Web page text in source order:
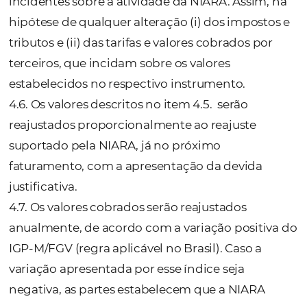
viagens corporativas, eventos, etc.
3.21. As pessoas jurídicas que prestam
os serviços ao consumidor final serão
responsaveis isoladamente por arcar com
as despesas, perdas e danos causados à
Contratante e/ou terceiros.
3.22. A NIARA realiza apenas a
produtos/licenciamento/desenvolvimento/
não tendo qualquer responsabilidade pelas
informações e serviços prestados por
4. CONDIÇÕES COMERCIAIS E